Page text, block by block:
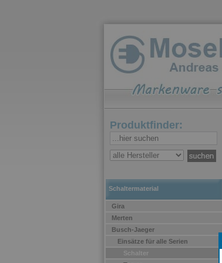
Produktfinder:
Schaltermaterial
Gira
Merten
Busch-Jaeger
Einsätze für alle Serien
Schalter